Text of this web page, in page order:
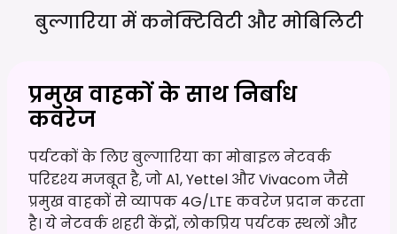
बुल्गारिया में कनेक्टिविटी औरमोबिलिटी
प्रमुख वाहकों के साथ निर्बाध
कवरेज
पर्यटकों के लिए बुल्गारिया का मोबाइल नेटवर्क
परिदृश्य मजबूत है, जो A1, Yettel और Vivacom जैसे
प्रमुख वाहकों से व्यापक 4G/LTE कवरेज प्रदान करता
है। ये नेटवर्क शहरी केंद्रों, लोकप्रिय पर्यटक स्थलों और